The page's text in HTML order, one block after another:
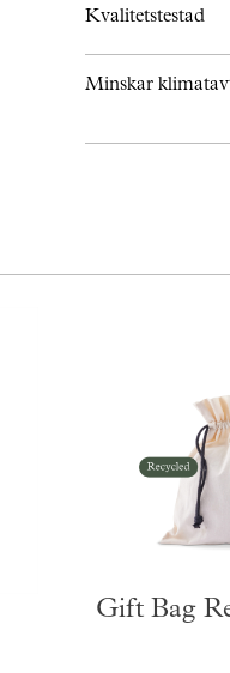
Kvalitetstestad
Minskar
Gift Bag